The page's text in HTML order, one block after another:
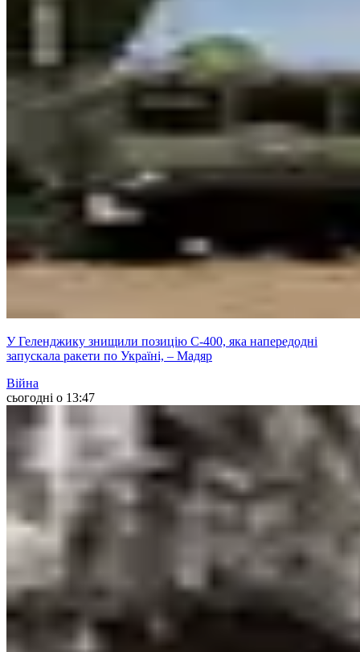
У Геленджику знищили позицію С-400, яка напередодні
запускала ракети по Україні, – Мадяр
Війна
сьогодні о 13:47